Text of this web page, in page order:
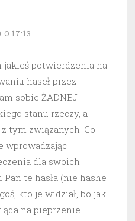
O 17:13
jakieś potwierdzenia na
haseł przez
sobie ŻADNEJ
stanu rzeczy, a
tym związanych. Co
wprowadzając
dla swoich
te hasła (nie hashe
kto je widział, bo jak
na pieprzenie